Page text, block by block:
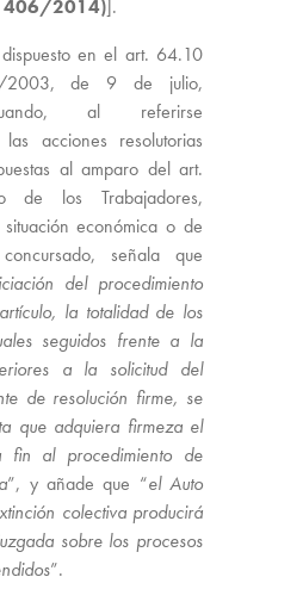
406/2014)].
en el art. 64.10
de 9 de julio,
al referirse
acciones resolutorias
al amparo del art.
de los Trabajadores,
económica o de
señala que
del procedimiento
la totalidad de los
seguidos frente a la
a la solicitud del
de resolución firme, se
que adquiera firmeza el
fin al procedimiento de
”, y añade que “el Auto
colectiva producirá
sobre los procesos
”.